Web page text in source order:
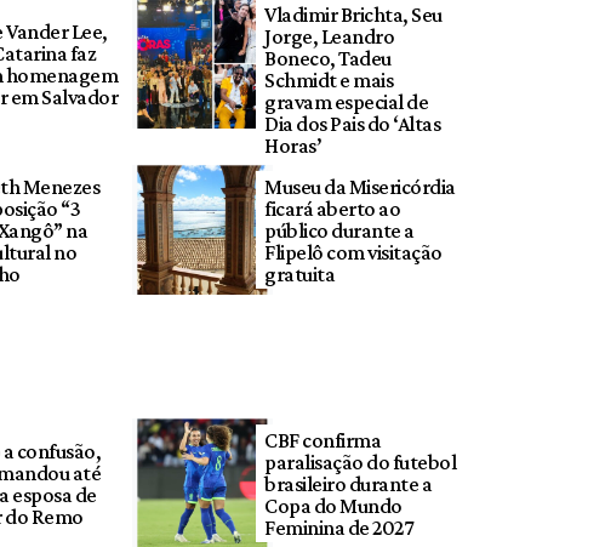
Lee,
faz
homenagem
em Salvador
Vladimir Brichta, Seu
Jorge, Leandro
Boneco, Tadeu
Schmidt e mais
gravam especial de
Dia dos Pais do ‘Altas
Horas’
Menezes
“3
na
no
Museu da Misericórdia
ficará aberto ao
público durante a
Flipelô com visitação
gratuita
confusão,
até
esposa de
Remo
CBF confirma
paralisação do futebol
brasileiro durante a
Copa do Mundo
Feminina de 2027